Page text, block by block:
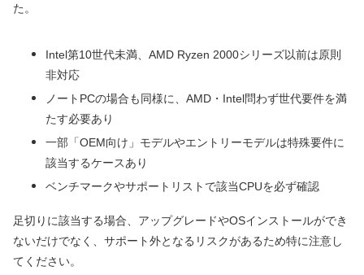
た。
Intel第10世代未満、AMD Ryzen 2000シリーズ以前は原則
非対応
ノートPCの場合も同様に、AMD・Intel問わず世代要件を満
たす必要あり
一部「OEM向け」モデルやエントリーモデルは特殊要件に
該当するケースあり
ベンチマークやサポートリストで該当CPUを必ず確認
足切りに該当する場合、アップグレードやOSインストールができ
ないだけでなく、サポート外となるリスクがあるため特に注意し
てください。